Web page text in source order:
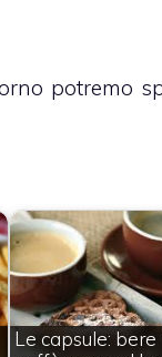
potremo
Le capsule: bere